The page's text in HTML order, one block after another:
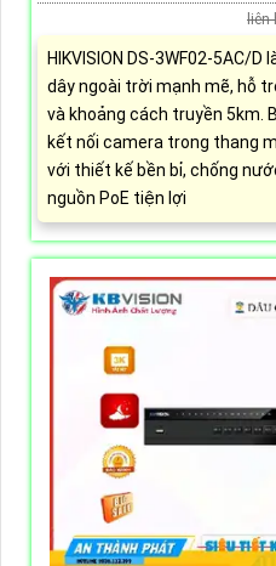
liên
HIKVISION DS-3WF02-5AC/
dây ngoài trời mạnh mẽ, hỗ
và khoảng cách truyền 5km.
kết nối camera trong thang
với thiết kế bền bỉ, chống
nguồn PoE tiện lợi